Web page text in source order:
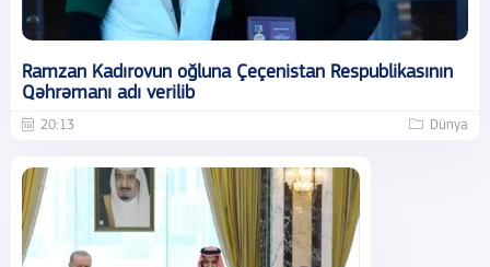
Ramzan Kadırovun oğluna Çeçenistan Respublikasının
Qəhrəmanı adı verilib
20:13 Dünya